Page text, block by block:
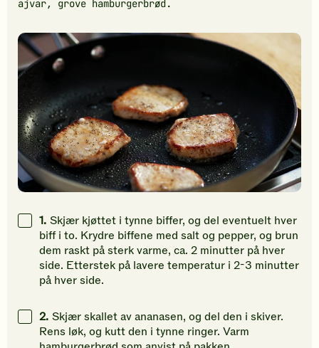
ajvar, grove hamburgerbrød.
1. Skjær kjøttet i tynne biffer, og del eventuelt hver
biff i to. Krydre biffene med salt og pepper, og brun
dem raskt på sterk varme, ca. 2 minutter på hver
side. Etterstek på lavere temperatur i 2-3 minutter
på hver side.
2. Skjær skallet av ananasen, og del den i skiver.
Rens løk, og kutt den i tynne ringer. Varm